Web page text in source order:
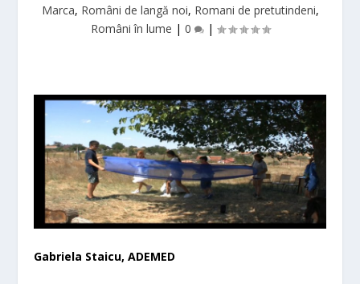
Marca, Români de langă noi, Romani de pretutindeni,
Români în lume | 0 |
Gabriela Staicu, ADEMED